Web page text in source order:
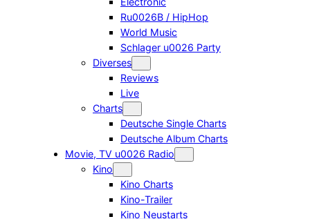
Ru0026B / HipHop
World Music
Schlager u0026 Party
Diverses
Reviews
Live
Charts
Deutsche Single Charts
Deutsche Album Charts
Movie, TV u0026 Radio
Kino
Kino Charts
Kino-Trailer
Kino Neustarts